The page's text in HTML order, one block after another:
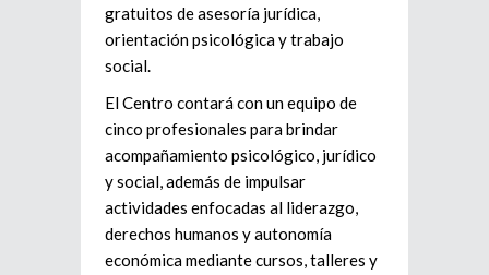
gratuitos de asesoría jurídica,
orientación psicológica y trabajo
social.
El Centro contará con un equipo de
cinco profesionales para brindar
acompañamiento psicológico, jurídico
y social, además de impulsar
actividades enfocadas al liderazgo,
derechos humanos y autonomía
económica mediante cursos, talleres y